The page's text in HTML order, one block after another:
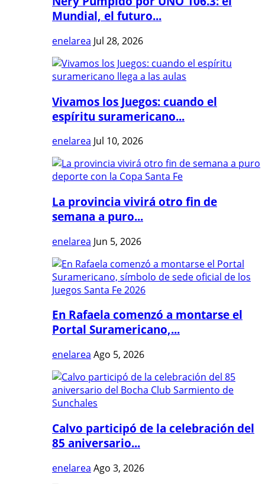
Mundial, el futuro...
enelarea Jul 28, 2026
Vivamos los Juegos: cuando el
espíritu suramericano...
enelarea Jul 10, 2026
La provincia vivirá otro fin de
semana a puro...
enelarea Jun 5, 2026
En Rafaela comenzó a montarse el
Portal Suramericano,...
enelarea Ago 5, 2026
Calvo participó de la celebración del
85 aniversario...
enelarea Ago 3, 2026